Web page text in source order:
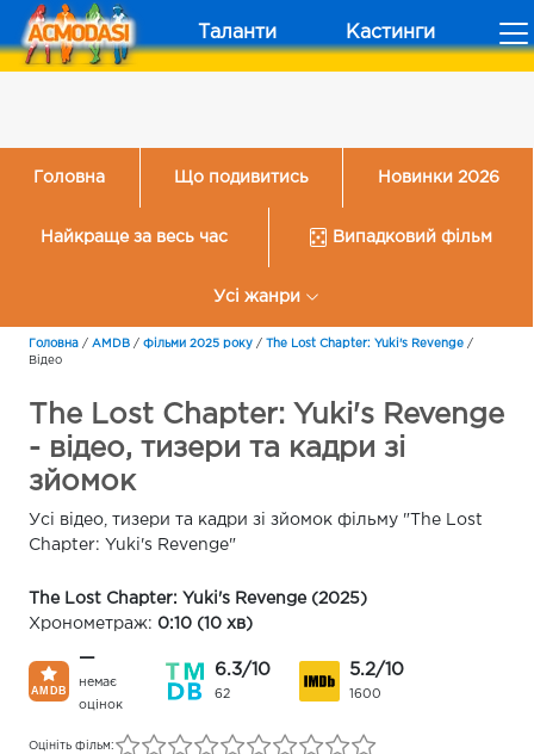
Таланти Кастинги
Головна Що подивитись Новинки 2026
Найкраще за весь час Випадковий фільм
Усі жанри
Головна / AMDB / Фільми 2025 року / The Lost Chapter: Yuki's Revenge /
Відео
The Lost Chapter: Yuki's Revenge
- відео, тизери та кадри зі
зйомок
Усі відео, тизери та кадри зі зйомок фільму "The Lost
Chapter: Yuki's Revenge"
The Lost Chapter: Yuki's Revenge (2025)
Хронометраж: 0:10 (10 хв)
—
немає
оцінок
6.3/10
62
5.2/10
1600
Оцініть фільм: